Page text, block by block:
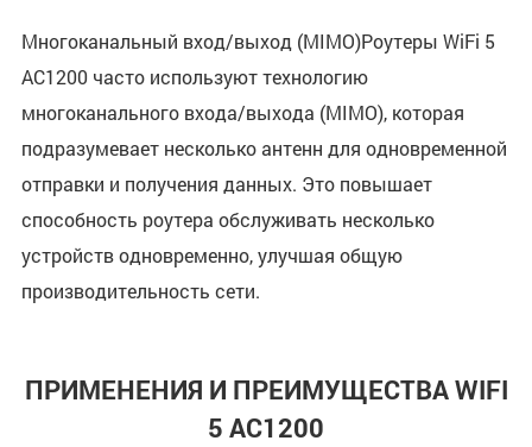
Многоканальный вход/выход (MIMO)Роутеры WiFi 5
AC1200 часто используют технологию
многоканального входа/выхода (MIMO), которая
подразумевает несколько антенн для одновременной
отправки и получения данных. Это повышает
способность роутера обслуживать несколько
устройств одновременно, улучшая общую
производительность сети.
ПРИМЕНЕНИЯ И ПРЕИМУЩЕСТВА WIFI
5 AC1200